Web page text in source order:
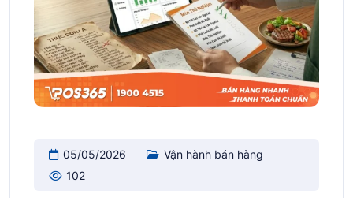
05/05/2026
Vận hành bán hàng
102